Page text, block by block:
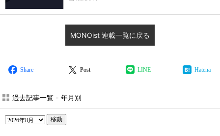
MONOist 連載一覧に戻る
Share Post LINE Hatena
過去記事一覧 - 年月別
移動